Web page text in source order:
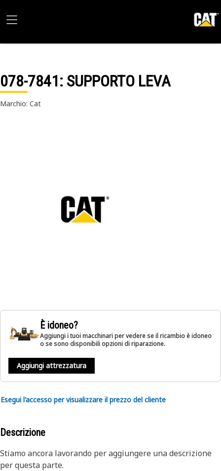
078-7841: SUPPORTO LEVA
Marchio: Cat
È idoneo?
Aggiungi i tuoi macchinari per vedere se il ricambio è idoneo
o se sono disponibili opzioni di riparazione.
Aggiungi attrezzatura
Esegui l'accesso per visualizzare il prezzo del cliente
Descrizione
Stiamo ancora lavorando per aggiungere una descrizione
per questa parte.